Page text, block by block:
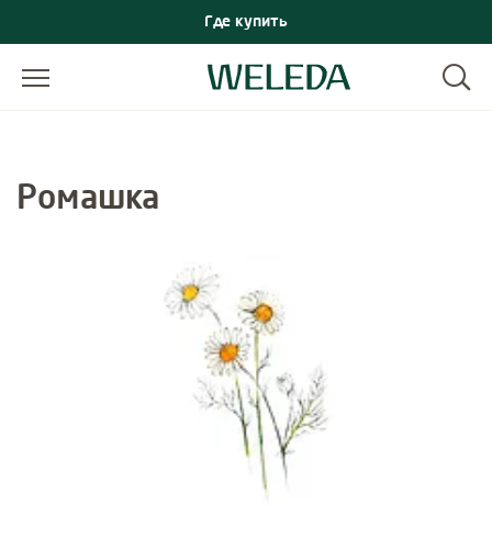
Где купить
Ромашка